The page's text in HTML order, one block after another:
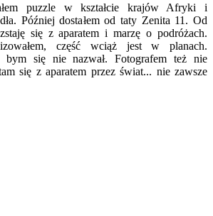
puzzle w kształcie krajów Afryki i
Później dostałem od taty Zenita 11. Od
się z aparatem i marzę o podróżach.
część wciąż jest w planach.
bym się nie nazwał. Fotografem też nie
się z aparatem przez świat... nie zawsze